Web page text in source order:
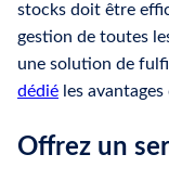
stocks doit être
gestion de toutes
une solution de
dédié les
Offrez un